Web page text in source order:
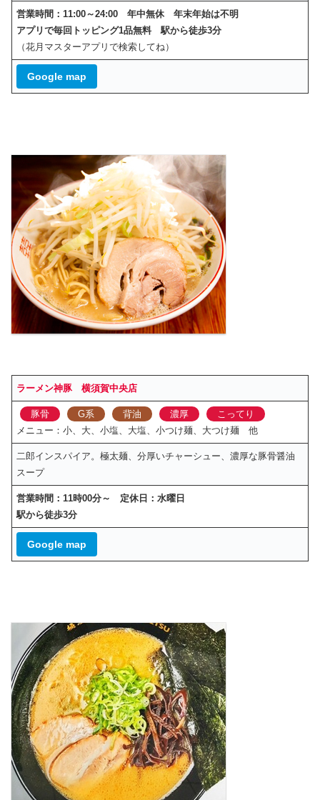
営業時間：11:00～24:00 年中無休 年末年始は不明
アプリで毎回トッピング1品無料
駅から徒歩3分
（花月マスターアプリで検索してね）
Google map
ラーメン神豚 横須賀中央店
豚骨 G系 背油 濃厚
こってり
メニュー：小、大、小塩、大塩、小つけ麺、大つけ麺 他
二郎インスパイア。極太麺、分厚いチャーシュー、濃厚な豚骨醤油
スープ
営業時間：11時00分～ 定休日：水曜日
駅から徒歩3分
Google map